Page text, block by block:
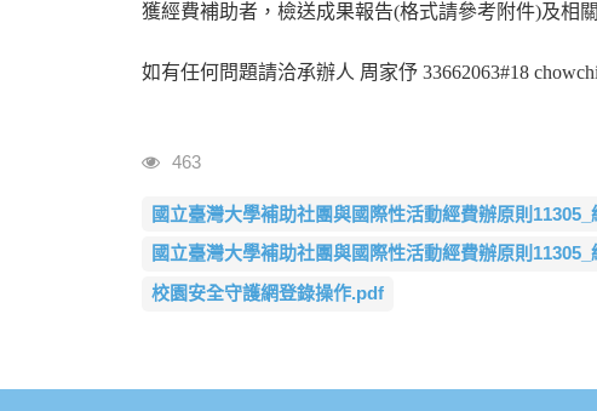
獲經費補助者，檢送成果報告(格式請參考附件)及相
如有任何問題請洽承辦人 周家伃 33662063#18
瀏覽人次
463
國立臺灣大學補助社團與國際性活動經費辦原則
國立臺灣大學補助社團與國際性活動經費辦原則
校園安全守護網登錄操作.pdf